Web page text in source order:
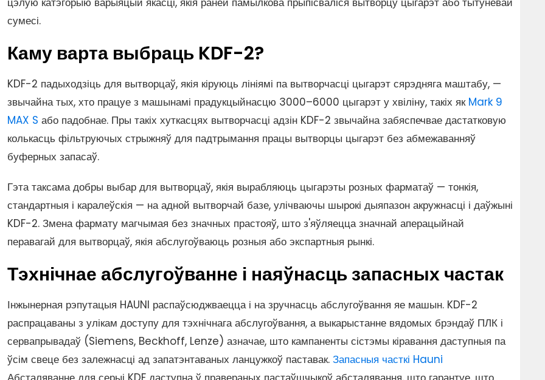
сумесі.
Каму варта выбраць KDF-2?
KDF-2 падыходзіць для вытворцаў, якія кіруюць лініямі па вытворчасці цыгарэт сярэдняга маштабу, —
звычайна тых, хто працуе з машынамі прадукцыйнасцю 3000–6000 цыгарэт у хвіліну, такіх як Mark 9
MAX S або падобнае. Пры такіх хуткасцях вытворчасці адзін KDF-2 звычайна забяспечвае дастатковую
колькасць фільтруючых стрыжняў для падтрымання працы вытворцы цыгарэт без абмежаванняў
буферных запасаў.
Гэта таксама добры выбар для вытворцаў, якія вырабляюць цыгарэты розных фарматаў — тонкія,
стандартныя і каралеўскія — на адной вытворчай базе, улічваючы шырокі дыяпазон акружнасці і даўжыні
KDF-2. Змена фармату магчымая без значных прастояў, што з'яўляецца значнай аперацыйнай
перавагай для вытворцаў, якія абслугоўваюць розныя або экспартныя рынкі.
Тэхнічнае абслугоўванне і наяўнасць запасных частак
Інжынерная рэпутацыя HAUNI распаўсюджваецца і на зручнасць абслугоўвання яе машын. KDF-2
распрацаваны з улікам доступу для тэхнічнага абслугоўвання, а выкарыстанне вядомых брэндаў ПЛК і
сервапрывадаў (Siemens, Beckhoff, Lenze) азначае, што кампаненты сістэмы кіравання даступныя па
ўсім свеце без залежнасці ад запатэнтаваных ланцужкоў паставак. Запасныя часткі Hauni